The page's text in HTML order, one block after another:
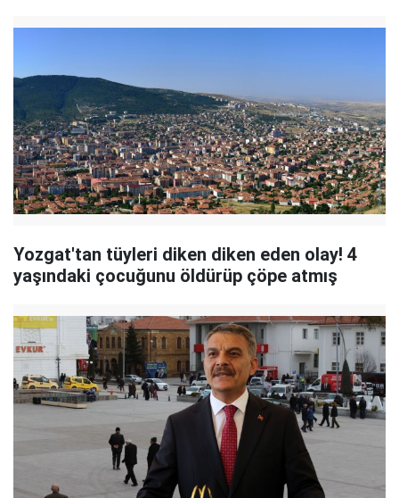
Yozgat'tan tüyleri diken diken eden olay! 4
yaşındaki çocuğunu öldürüp çöpe atmış